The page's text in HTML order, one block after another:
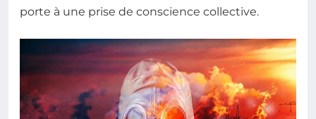
porte à une prise de conscience collective.